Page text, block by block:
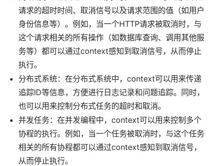
请求的超时时间、取消信号以及请求范围的值（如用户
身份信息等）。例如，当一个HTTP请求被取消时，与
这个请求相关的所有操作（如数据库查询、调用其他服
务等）都可以通过context感知到取消信号，从而停止
执行。
分布式系统：在分布式系统中，context可以用来传递
追踪ID等信息，方便进行日志记录和问题追踪。同时，
也可以用来控制分布式任务的超时和取消。
并发任务：在并发编程中，context可以用来控制多个
协程的执行。例如，当一个任务被取消时，与这个任务
相关的所有协程都可以通过context感知到取消信号，
从而停止执行。